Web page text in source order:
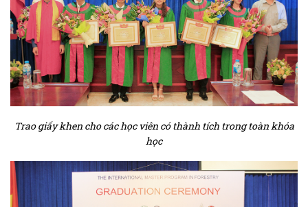
Trao giấy khen cho các học viên có thành tích trong toàn khóa
học